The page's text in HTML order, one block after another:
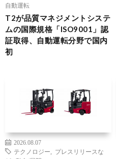
自動運転
T2が品質マネジメントシステ
ムの国際規格「ISO9001」認
証取得、自動運転分野で国内
初
2026.08.07
テクノロジー
プレスリリースな